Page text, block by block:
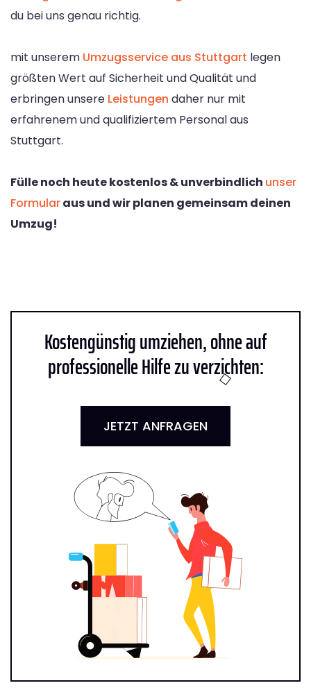
du bei uns genau richtig.
mit unserem Umzugsservice aus Stuttgart legen
größten Wert auf Sicherheit und Qualität und
erbringen unsere Leistungen daher nur mit
erfahrenem und qualifiziertem Personal aus
Stuttgart.
Fülle noch heute kostenlos & unverbindlich unser
Formularaus und wir planen gemeinsam deinen
Umzug!
Kostengünstig umziehen, ohne auf
professionelle Hilfe zu verzichten:
JETZT ANFRAGEN